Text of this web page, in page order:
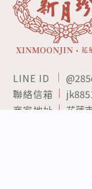
LINE ID
聯絡信箱
商家地址
花蓮